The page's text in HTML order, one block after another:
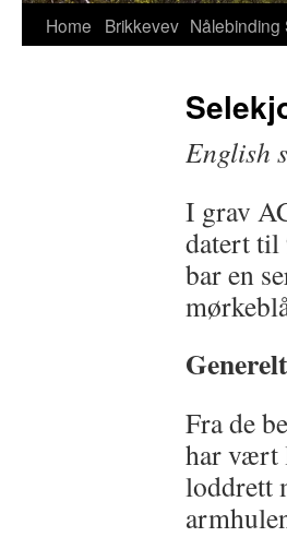
Skip
Home Brikkevev Nålebinding
English
I grav
datert til
bar en
Fra de
har vært
loddrett